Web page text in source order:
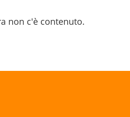
non c'è contenuto.